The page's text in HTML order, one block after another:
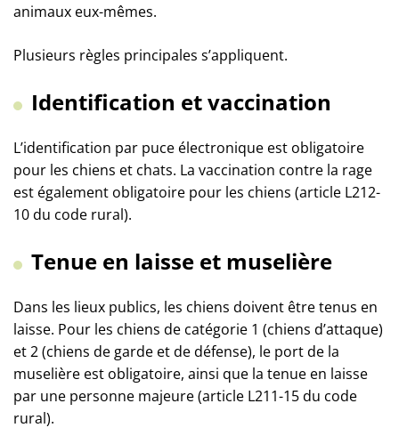
animaux eux-mêmes.
Plusieurs règles principales s’appliquent.
Identification et vaccination
L’identification par puce électronique est obligatoire
pour les chiens et chats. La vaccination contre la rage
est également obligatoire pour les chiens (article L212-
10 du code rural).
Tenue en laisse et muselière
Dans les lieux publics, les chiens doivent être tenus en
laisse. Pour les chiens de catégorie 1 (chiens d’attaque)
et 2 (chiens de garde et de défense), le port de la
muselière est obligatoire, ainsi que la tenue en laisse
par une personne majeure (article L211-15 du code
rural).